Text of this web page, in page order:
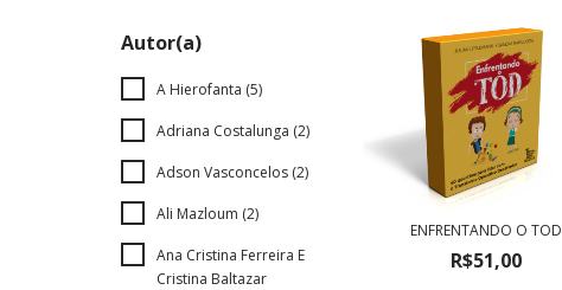
Autor(a)
A Hierofanta (5)
Adriana Costalunga (2)
Adson Vasconcelos (2)
Ali Mazloum (2)
Ana Cristina Ferreira E
Cristina Baltazar
ENFRENTANDO O TOD
R$51,00